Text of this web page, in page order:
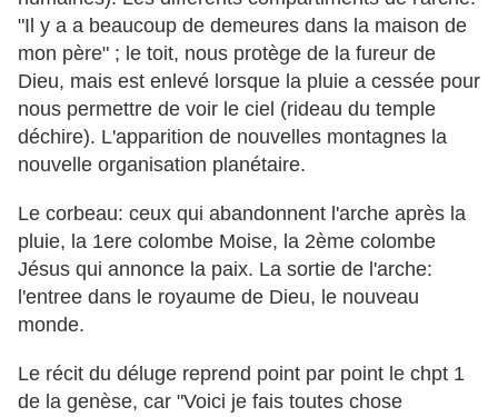
"Il y a a beaucoup de demeures dans la maison de
mon père" ; le toit, nous protège de la fureur de
Dieu, mais est enlevé lorsque la pluie a cessée pour
nous permettre de voir le ciel (rideau du temple
déchire). L'apparition de nouvelles montagnes la
nouvelle organisation planétaire.
Le corbeau: ceux qui abandonnent l'arche après la
pluie, la 1ere colombe Moise, la 2ème colombe
Jésus qui annonce la paix. La sortie de l'arche:
l'entree dans le royaume de Dieu, le nouveau
monde.
Le récit du déluge reprend point par point le chpt 1
de la genèse, car "Voici je fais toutes chose